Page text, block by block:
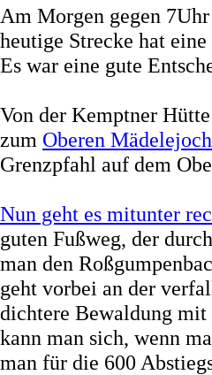
Am Morgen gegen
heutige Strecke hat
Es war eine gute
Von der Kemptner
zum Oberen Mädelejoch
Grenzpfahl auf dem
Nun geht es mitunter
guten Fußweg, der
man den
geht vorbei an der
dichtere Bewaldung
kann man sich, wenn
man für die 600